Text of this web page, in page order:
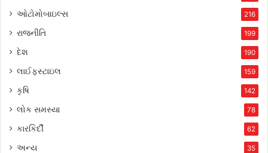
ઓટોમોબાઇલ્સ 216
રાજનીતિ 199
દેશ 190
લાઈફસ્ટાઇલ 159
કૃષિ 142
લોક સમસ્યા 78
કારકિર્દી 62
અન્ય 35